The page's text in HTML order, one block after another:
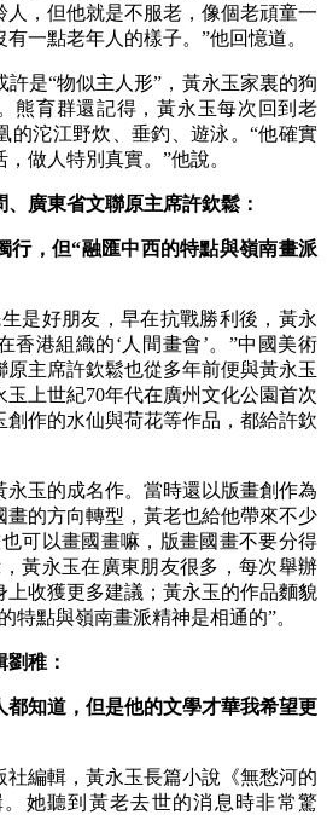
，但他就是不服老，像個老頑童一
一點老年人的樣子。”他回憶道。
是“物似主人形”，黃永玉家裏的狗
熊育群還記得，黃永玉每次回到老
的沱江野炊、垂釣、遊泳。“他確實
做人特別真實。”他說。
廣東省文聯原主席許欽鬆：
，但“融匯中西的特點與嶺南畫派
好朋友，早在抗戰勝利後，黃永
香港組織的‘人間畫會’。”中國美術
主席許欽鬆也從多年前便與黃永玉
上世紀70年代在廣州文化公園首次
作的水仙與荷花等作品，都給許欽
玉的成名作。當時還以版畫創作為
畫的方向轉型，黃老也給他帶來不少
可以畫國畫嘛，版畫國畫不要分得
黃永玉在廣東朋友很多，每次舉辦
上收獲更多建議；黃永玉的作品麵貌
特點與嶺南畫派精神是相通的”。
稚：
知道，但是他的文學才華我希望更
編輯，黃永玉長篇小說《無愁河的
她聽到黃老去世的消息時非常驚